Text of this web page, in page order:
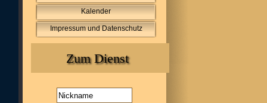
Kalender
Impressum und Datenschutz
Zum Dienst